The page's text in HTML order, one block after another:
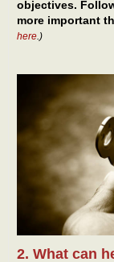
objectives.
more important
here.)
2. What can